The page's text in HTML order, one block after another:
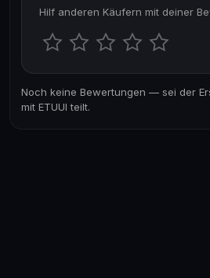
Hilf anderen Käufern mit deiner
Noch keine Bewertungen — sei der
mit ETUUI teilt.